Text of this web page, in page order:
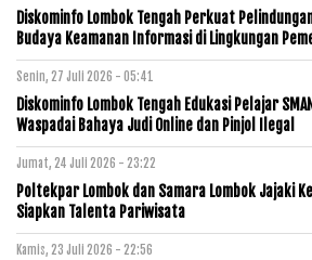
Diskominfo Lombok Tengah Perkuat
Budaya Keamanan Informasi di Lingkungan
Senin, 27 Juli 2026 - 05:41
Diskominfo Lombok Tengah Edukasi Pelajar
Waspadai Bahaya Judi Online dan Pinjol Ilegal
Jumat, 24 Juli 2026 - 23:22
Poltekpar Lombok dan Samara Lombok Jajaki
Siapkan Talenta Pariwisata
Kamis, 23 Juli 2026 - 22:56